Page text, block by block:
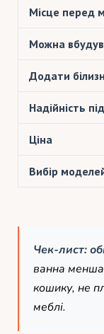
Місце перед
Можна
Додати
Надійність
Ціна
Вибір
Чек-лист:
ванна менша
кошику, не
меблі.